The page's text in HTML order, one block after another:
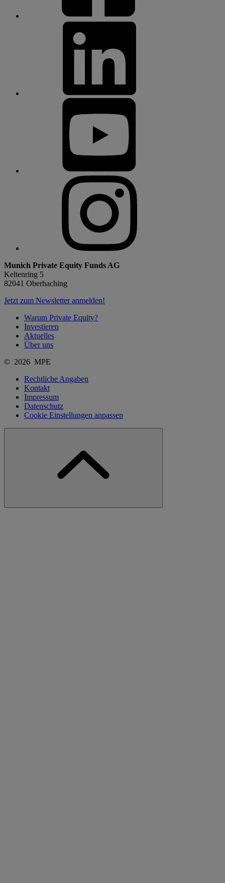
Munich Private Equity Funds AG
Keltenring 5
82041 Oberhaching
Jetzt zum Newsletter anmelden!
Warum Private Equity?
Investieren
Aktuelles
Über uns
© 2026 MPE
Rechtliche Angaben
Kontakt
Impressum
Datenschutz
Cookie Einstellungen anpassen